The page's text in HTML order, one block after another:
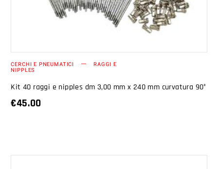
CERCHI E PNEUMATICI RAGGI E
NIPPLES
Kit 40 raggi e nipples dm 3,00 mm x 240 mm curvatura 90°
€45.00